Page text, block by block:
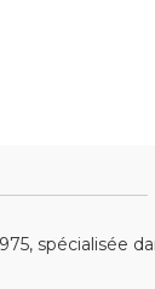
spécialisée